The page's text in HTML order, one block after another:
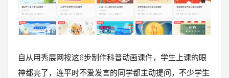
自从用秀展网按这6步制作科普动画课件，学生上课的眼
神都亮了，连平时不爱发言的同学都主动提问，不少学生